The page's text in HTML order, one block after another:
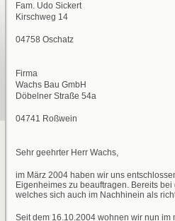
Fam. Udo Sickert
Kirschweg 14
04758 Oschatz
Firma
Wachs Bau GmbH
Döbelner Straße 54a
04741 Roßwein
Sehr geehrter Herr Wachs,
im März 2004 haben wir uns
Eigenheimes zu beauftragen. Bereits
welches sich auch im Nachhinein als
Seit dem 16.10.2004 wohnen wir nun